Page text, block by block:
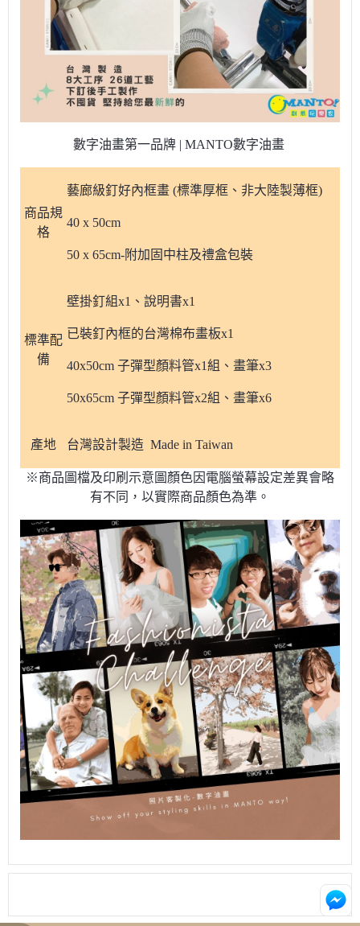
數字油畫第一品牌 | MANTO數字油畫
商品規
格
藝廊級釘好內框畫 (標準厚框、非大陸製薄框)
40 x 50cm
50 x 65cm-附加固中柱及禮盒包裝
標準配
備
壁掛釘組x1、說明書x1
已裝釘內框的台灣棉布畫板x1
40x50cm 子彈型顏料管x1組、畫筆x3
50x65cm 子彈型顏料管x2組、畫筆x6
產地 台灣設計製造 Made in Taiwan
※商品圖檔及印刷示意圖顏色因電腦螢幕設定差異會略
有不同，以實際商品顏色為準。